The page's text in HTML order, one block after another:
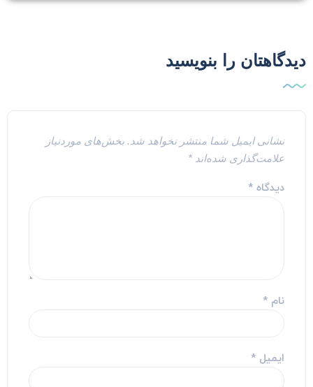
را بنویسید
نشانی ایمیل شما منتشر نخواهد شد. بخش‌های موردنیاز
علامت‌گذاری شده‌اند*
دیدگاه*
نام*
ایمیل*